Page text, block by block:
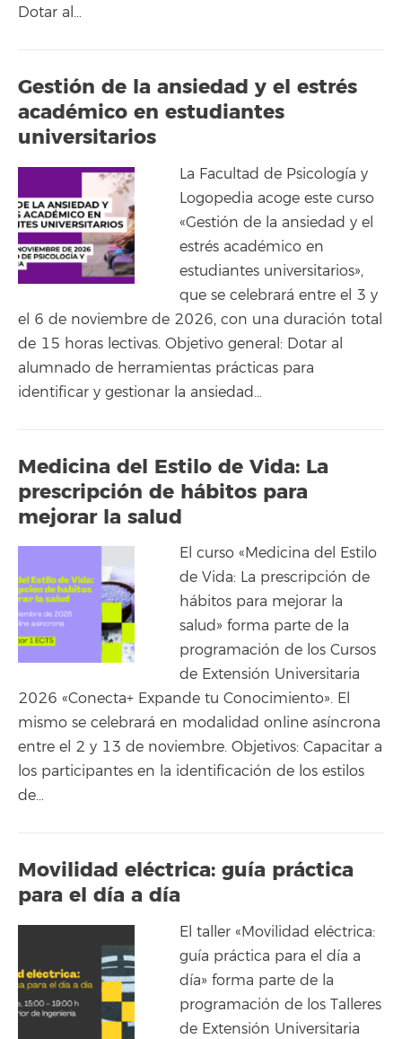
Dotar al…
Gestión de la ansiedad y el estrés
académico en estudiantes
universitarios
La Facultad de Psicología y
Logopedia acoge este curso
«Gestión de la ansiedad y el
estrés académico en
estudiantes universitarios»,
que se celebrará entre el 3 y
el 6 de noviembre de 2026, con una duración total
de 15 horas lectivas. Objetivo general: Dotar al
alumnado de herramientas prácticas para
identificar y gestionar la ansiedad…
Medicina del Estilo de Vida: La
prescripción de hábitos para
mejorar la salud
El curso «Medicina del Estilo
de Vida: La prescripción de
hábitos para mejorar la
salud» forma parte de la
programación de los Cursos
de Extensión Universitaria
2026 «Conecta+ Expande tu Conocimiento». El
mismo se celebrará en modalidad online asíncrona
entre el 2 y 13 de noviembre. Objetivos: Capacitar a
los participantes en la identificación de los estilos
de…
Movilidad eléctrica: guía práctica
para el día a día
El taller «Movilidad eléctrica:
guía práctica para el día a
día» forma parte de la
programación de los Talleres
de Extensión Universitaria